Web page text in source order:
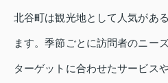
北谷町は観光地として人気があ
ます。季節ごとに訪問者のニー
ターゲットに合わせたサービス